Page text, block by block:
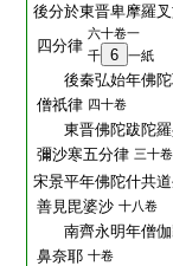
後分於東晋卑摩羅
四分律
六十卷一
千
6 一紙
後秦弘始年佛陀
僧祇律 四十卷
東晋佛陀跋陀羅
彌沙寒五分律 三十卷
宋景平年佛陀什共
善見毘婆沙 十八卷
南齊永明年僧伽
鼻奈耶 十卷